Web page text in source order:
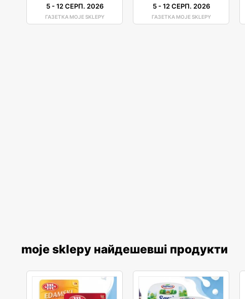
5-12 СЕРП. 2026
ГАЗЕТКА MOJE SKLEPY
5-12 СЕРП. 2026
ГАЗЕТКА MOJE SKLEPY
moje sklepy найдешевші продукти